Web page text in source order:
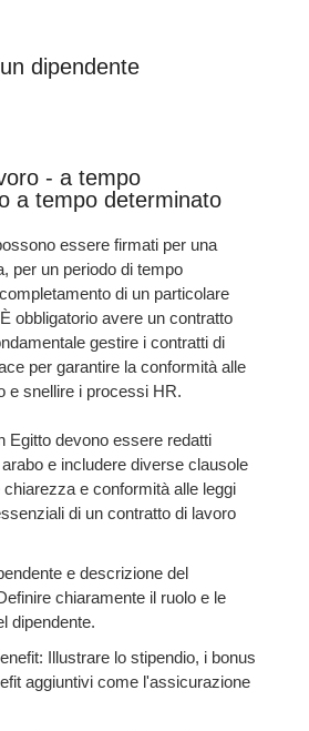
dipendente
- a tempo
a tempo determinato
essere firmati per una
per un periodo di tempo
di un particolare
obbligatorio avere un contratto
gestire i contratti di
per garantire la conformità alle
e snellire i processi HR.
Egitto devono essere redatti
e includere diverse clausole
e conformità alle leggi
di un contratto di lavoro
e descrizione del
chiaramente il ruolo e le
dipendente.
Illustrare lo stipendio, i bonus
aggiuntivi come l'assicurazione